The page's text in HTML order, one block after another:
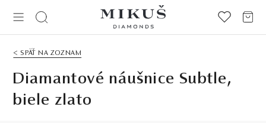
< SPÄŤ NA ZOZNAM
Diamantové náušnice Subtle,
biele zlato